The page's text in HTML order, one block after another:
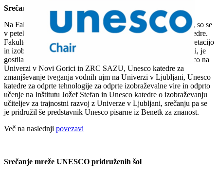
Srečanje slovenskih Unesco kateder v Kopru
Na Fakulteti za humanistične študije Univerze na Primorskem, so se
v petek, 7. februarja 2025, prvič sestale slovenske Unesco katedre.
Fakulteta, ki je že četrto leto nosilka Unesco katedre za interpretacijo
in izobraževanje za spodbujanje celostnih pristopov k dediščini, je
gostila predstavnike Krasoslovnega študijskega središča Unesco na
Univerzi v Novi Gorici in ZRC SAZU, Unesco katedre za
zmanjševanje tveganja vodnih ujm na Univerzi v Ljubljani, Unesco
katedre za odprte tehnologije za odprte izobraževalne vire in odprto
učenje na Inštitutu Jožef Stefan in Unesco katedre o izobraževanju
učiteljev za trajnostni razvoj z Univerze v Ljubljani, srečanju pa se
je pridružil še predstavnik Unesco pisarne iz Benetk za znanost.
Več na naslednji povezavi
Srečanje mreže UNESCO pridruženih šol